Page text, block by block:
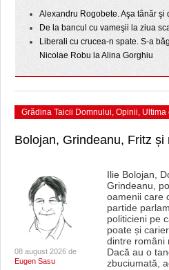
SFATUL MEDICULUI
SFATURI JURIDICE
Alexandru Rogobete. Aşa tânăr şi
De la bancul cu vameşii la ziua
Liberali cu crucea-n spate. S-a
Nicolae Robu la Alina Gorghiu
Grădina Taicii Domnului, Opinii, Ultima
Bolojan, Grindeanu, Fritz și
08 august 2026 de
Eugen Sasu
Ilie Bolojan,
Grindeanu,
oamenii care
partide
politicieni pe
poate și
dintre români
Dacă au o
zbuciumată,